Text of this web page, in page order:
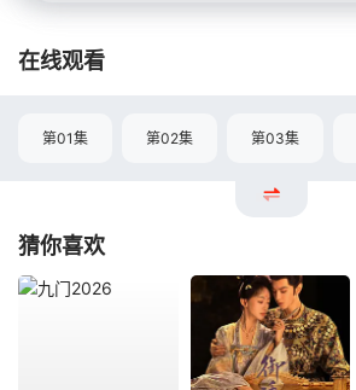
在线观看
第01集 第02集 第03集
猜你喜欢